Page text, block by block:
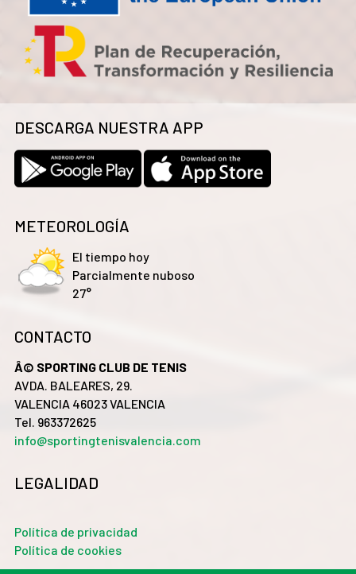
DESCARGA NUESTRA APP
METEOROLOGÍA
El tiempo hoy
Parcialmente nuboso
27°
CONTACTO
Â© SPORTING CLUB DE TENIS
AVDA. BALEARES, 29.
VALENCIA 46023 VALENCIA
Tel. 963372625
info@sportingtenisvalencia.com
LEGALIDAD
Política de privacidad
Política de cookies